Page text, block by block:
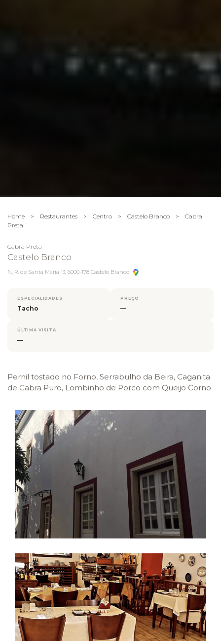
Home > Restaurantes > Centro > Castelo Branco > Cabra
Preta
Cabra Preta
Castelo Branco
N, R. de Santa Maria 13, 6000-178 Castelo Branco
ESPECIALIDADES
Tacho
PREÇO
—
ÚLTIMA VISITA
—
Pernil tostado no Forno, Serrabulho da Beira, Caganita
de Cabra Puro, Lombinho de Porco com Queijo Corno